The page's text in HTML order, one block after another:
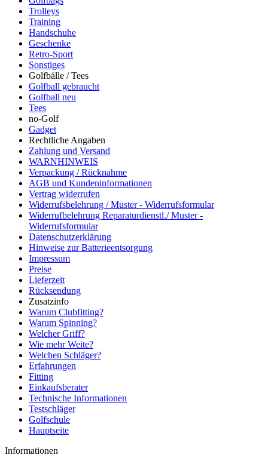
Trolleys
Training
Handschuhe
Geschenke
Retro-Sport
Sonstiges
Golfbälle / Tees
Golfball gebraucht
Golfball neu
Tees
no-Golf
Gadget
Rechtliche Angaben
Zahlung und Versand
WARNHINWEIS
Verpackung / Rücknahme
AGB und Kundeninformationen
Vertrag widerrufen
Widerrufsbelehrung / Muster - Widerrufsformular
Widerrufbelehrung Reparaturdienstl./ Muster -
Widerrufsformular
Datenschutzerklärung
Hinweise zur Batterieentsorgung
Impressum
Preise
Lieferzeit
Rücksendung
Zusatzinfo
Warum Clubfitting?
Warum Spinning?
Welcher Griff?
Wie mehr Weite?
Welchen Schläger?
Erfahrungen
Fitting
Einkaufsberater
Technische Informationen
Testschläger
Golfschule
Hauptseite
Informationen